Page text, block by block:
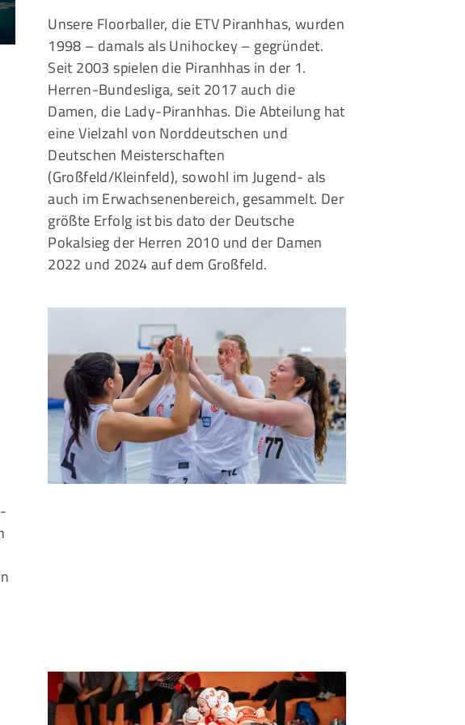
Unsere Floorballer, die ETV Piranhhas, wurden
1998 – damals als Unihockey – gegründet.
Seit 2003 spielen die Piranhhas in der 1.
Herren-Bundesliga, seit 2017 auch die
Damen, die Lady-Piranhhas. Die Abteilung hat
eine Vielzahl von Norddeutschen und
Deutschen Meisterschaften
(Großfeld/Kleinfeld), sowohl im Jugend- als
auch im Erwachsenenbereich, gesammelt. Der
größte Erfolg ist bis dato der Deutsche
Pokalsieg der Herren 2010 und der Damen
2022 und 2024 auf dem Großfeld.